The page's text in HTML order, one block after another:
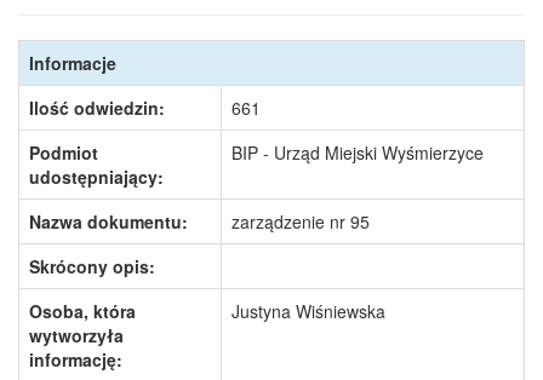
Informacje
Ilość odwiedzin:
661
Podmiot
udostępniający:
BIP - Urząd Miejski Wyśmierzyce
Nazwa dokumentu:
zarządzenie nr 95
Skrócony opis:
Osoba, która
wytworzyła
informację:
Justyna Wiśniewska